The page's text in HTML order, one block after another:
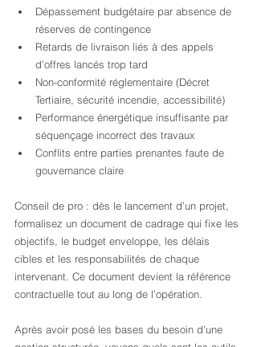
Dépassement budgétaire par absence de
réserves de contingence
Retards de livraison liés à des appels
d’offres lancés trop tard
Non-conformité réglementaire (Décret
Tertiaire, sécurité incendie, accessibilité)
Performance énergétique insuffisante par
séquençage incorrect des travaux
Conflits entre parties prenantes faute de
gouvernance claire
Conseil de pro : dès le lancement d’un projet,
formalisez un document de cadrage qui fixe les
objectifs, le budget enveloppe, les délais
cibles et les responsabilités de chaque
intervenant. Ce document devient la référence
contractuelle tout au long de l’opération.
Après avoir posé les bases du besoin d’une